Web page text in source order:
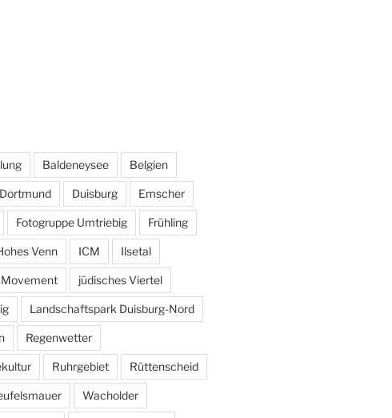
Baldeneysee Belgien
Dortmund Duisburg Emscher
Fotogruppe Umtriebig Frühling
Venn ICM Ilsetal
jüdisches Viertel
Landschaftspark Duisburg-Nord
Regenwetter
Ruhrgebiet Rüttenscheid
Wacholder